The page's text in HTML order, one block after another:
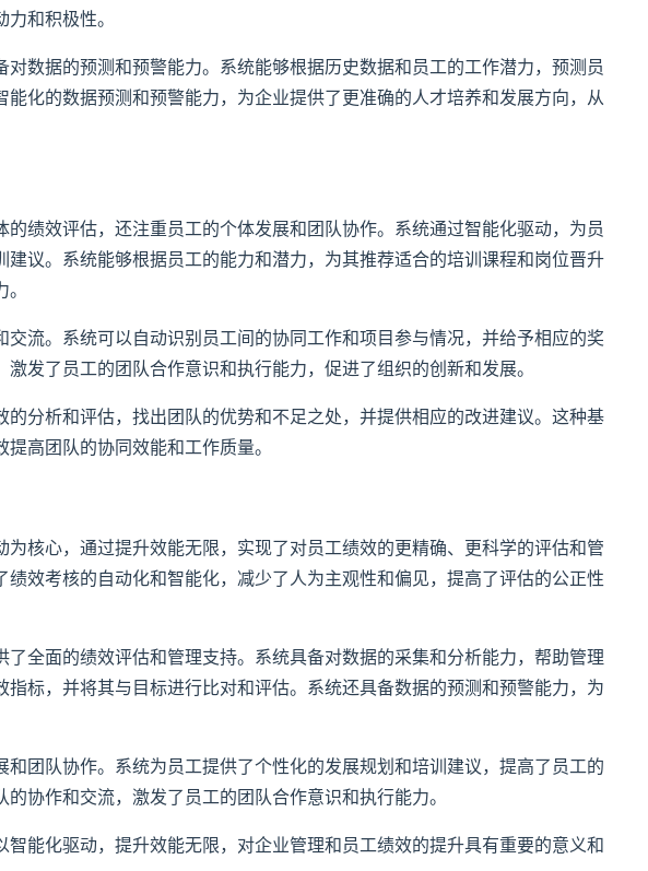
和积极性。
对数据的预测和预警能力。系统能够根据历史数据和员工的工作潜力，预测员
能化的数据预测和预警能力，为企业提供了更准确的人才培养和发展方向，从
绩效评估，还注重员工的个体发展和团队协作。系统通过智能化驱动，为员
建议。系统能够根据员工的能力和潜力，为其推荐适合的培训课程和岗位晋升
交流。系统可以自动识别员工间的协同工作和项目参与情况，并给予相应的奖
发了员工的团队合作意识和执行能力，促进了组织的创新和发展。
的分析和评估，找出团队的优势和不足之处，并提供相应的改进建议。这种基
高团队的协同效能和工作质量。
核心，通过提升效能无限，实现了对员工绩效的更精确、更科学的评估和管
效考核的自动化和智能化，减少了人为主观性和偏见，提高了评估的公正性
了全面的绩效评估和管理支持。系统具备对数据的采集和分析能力，帮助管理
标，并将其与目标进行比对和评估。系统还具备数据的预测和预警能力，为
和团队协作。系统为员工提供了个性化的发展规划和培训建议，提高了员工的
协作和交流，激发了员工的团队合作意识和执行能力。
能化驱动，提升效能无限，对企业管理和员工绩效的提升具有重要的意义和